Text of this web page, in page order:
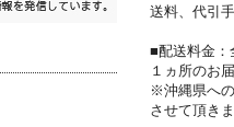
送料、代引
■配送料金：
１ヵ所のお
※沖縄県へ
させて頂き